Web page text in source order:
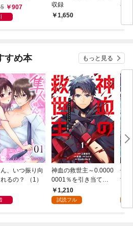
907
収録
1,650
巻
すめ本 もっと見る
、いつ振り向
るの？ （1）
神血の救世主～0.0000
0001％を引き当て最
強へ～【電子書籍特典
付】（１）
1,210
試読フル
俺
世
（